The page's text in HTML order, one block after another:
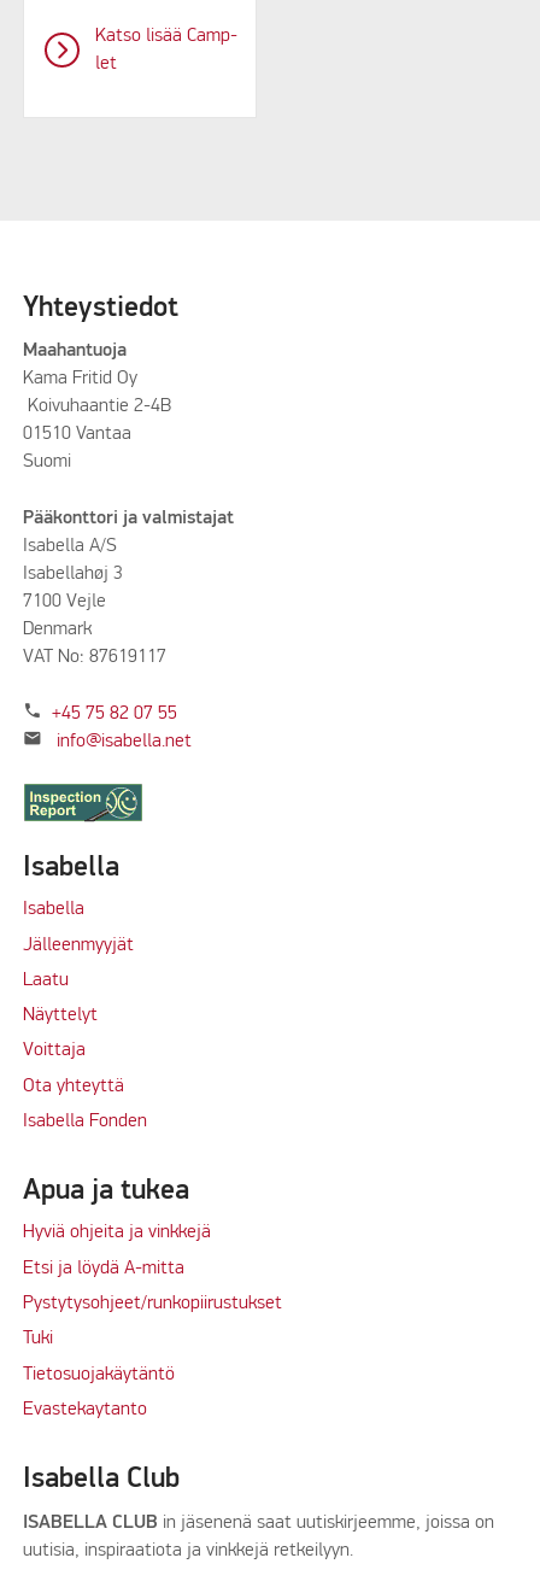
Katso lisää Camp-
let
Yhteystiedot
Maahantuoja
Kama Fritid Oy
Koivuhaantie 2-4B
01510 Vantaa
Suomi
Pääkonttori ja valmistajat
Isabella A/S
Isabellahøj 3
7100 Vejle
Denmark
VAT No: 87619117
phone +45 75 82 07 55
mail info@isabella.net
Isabella
Isabella
Jälleenmyyjät
Laatu
Näyttelyt
Voittaja
Ota yhteyttä
Isabella Fonden
Apua ja tukea
Hyviä ohjeita ja vinkkejä
Etsi ja löydä A-mitta
Pystytysohjeet/runkopiirustukset
Tuki
Tietosuojakäytäntö
Evastekaytanto
Isabella Club
ISABELLA CLUB in jäsenenä saat uutiskirjeemme, joissa on
uutisia, inspiraatiota ja vinkkejä retkeilyyn.